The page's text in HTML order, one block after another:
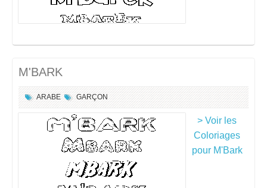
M'BARK
ARABE GARÇON
> Voir les
Coloriages
pour M'Bark